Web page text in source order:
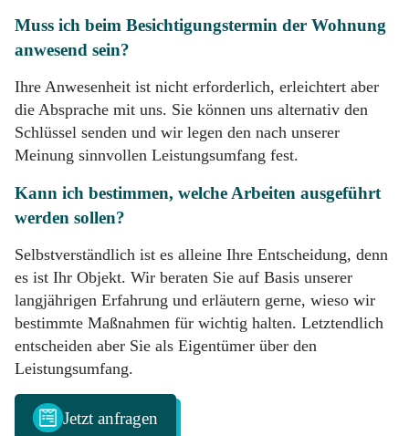
Muss ich beim Besichtigungstermin der Wohnung
anwesend sein?
Ihre Anwesenheit ist nicht erforderlich, erleichtert aber
die Absprache mit uns. Sie können uns alternativ den
Schlüssel senden und wir legen den nach unserer
Meinung sinnvollen Leistungsumfang fest.
Kann ich bestimmen, welche Arbeiten ausgeführt
werden sollen?
Selbstverständlich ist es alleine Ihre Entscheidung, denn
es ist Ihr Objekt. Wir beraten Sie auf Basis unserer
langjährigen Erfahrung und erläutern gerne, wieso wir
bestimmte Maßnahmen für wichtig halten. Letztendlich
entscheiden aber Sie als Eigentümer über den
Leistungsumfang.
Jetzt anfragen